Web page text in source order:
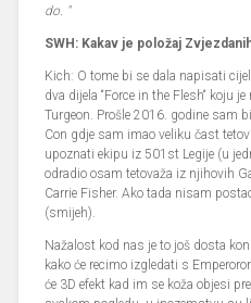
do. "
SWH: Kakav je položaj
Kich: O tome bi se dala napisati
dva dijela “Force in the Flesh“ koju
Turgeon. Prošle 2016. godine sam
Con gdje sam imao veliku čast
upoznati ekipu iz 501st Legije (u
odradio osam tetovaža iz njihovih
Carrie Fisher. Ako tada nisam
(smijeh).
Nažalost kod nas je to još dosta
kako će recimo izgledati s
će 3D efekt kad im se koža objesi